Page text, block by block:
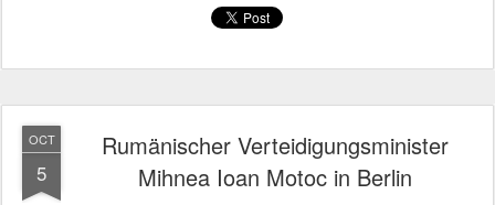
OCT
5
Rumänischer Verteidigungsminister
Mihnea Ioan Motoc in Berlin